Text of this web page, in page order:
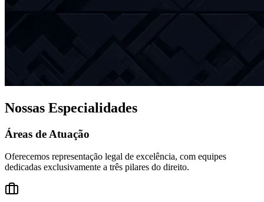
Nossas Especialidades
Áreas de Atuação
Oferecemos representação legal de excelência, com equipes
dedicadas exclusivamente a três pilares do direito.